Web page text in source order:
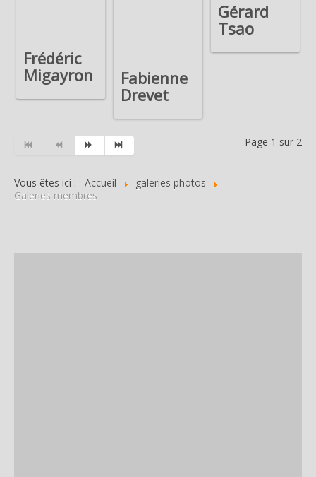
Gérard
Tsao
Frédéric
Migayron
Fabienne
Drevet
Page 1 sur 2
Vous êtes ici : Accueil
galeries photos
Galeries membres